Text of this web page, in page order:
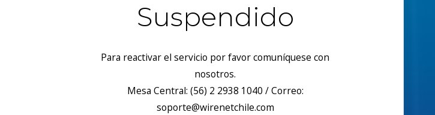
Suspendido
Para reactivar el servicio por favor comuníquese con
nosotros.
Mesa Central: (56) 2 2938 1040 / Correo:
soporte@wirenetchile.com